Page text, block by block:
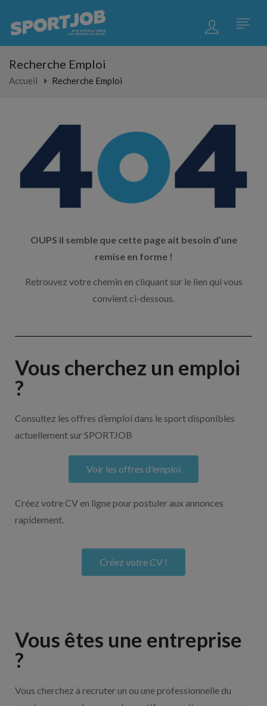
Recherche Emploi
Accueil Recherche Emploi
OUPS il semble que cette page ait besoin d’une
remise en forme !
Retrouvez votre chemin en cliquant sur le lien qui vous
convient ci-dessous.
Vous cherchez un emploi
?
Consultez les offres d’emploi dans le sport disponibles
actuellement sur SPORTJOB
Voir les offres d'emploi
Créez votre CV en ligne pour postuler aux annonces
rapidement.
Créez votre CV !
Vous êtes une entreprise
?
Vous cherchez à recruter un ou une professionnelle du